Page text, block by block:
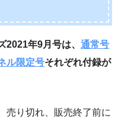
2021年9月号は、 通常号
ル限定号それぞれ付録が
売り切れ、販売終了前に